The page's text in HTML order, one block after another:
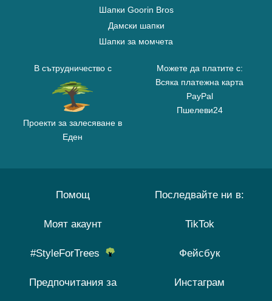
Шапки Goorin Bros
Дамски шапки
Шапки за момчета
В сътрудничество с
Проекти за залесяване в
Еден
Можете да платите с:
Всяка платежна карта
PayPal
Пшелеви24
Помощ
Моят акаунт
#StyleForTrees
Предпочитания за
Последвайте ни в:
TikTok
Фейсбук
Инстаграм